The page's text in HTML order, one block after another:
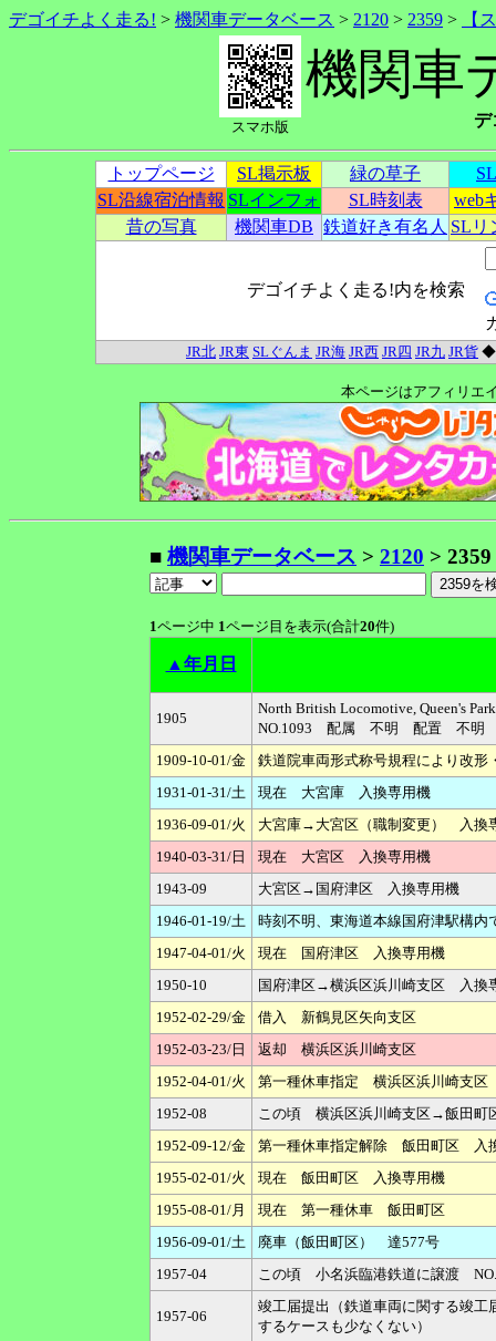
デゴイチよく走る! > 機関車データベース > 2120 > 2359 > 【
スマホ版
機関車
デ
トップページ SL掲示板 緑の草子
SL沿線宿泊情報 SLインフォ SL時刻表
web
昔の写真
機関車DB 鉄道好き有名人 SLリ
デゴイチよく走る!内を検索
JR北 JR東 SLぐんま JR海 JR西 JR四 JR九 JR貨
本ページはアフィリエ
■ 機関車データベース > 2120 > 2359
1ページ中 1ページ目を表示(合計20件)
▲年月日
1905
North British Locomotive, Queen's
NO.1093 配属 不明 配置 不明
1909-10-01/金
鉄道院車両形式称号規程により
1931-01-31/土
現在 大宮庫 入換専用機
1936-09-01/火
大宮庫→大宮区（職制変更） 入換
1940-03-31/日
現在 大宮区 入換専用機
1943-09
大宮区→国府津区 入換専用機
1946-01-19/土
時刻不明、東海道本線国府津駅構
1947-04-01/火
現在 国府津区 入換専用機
1950-10
国府津区→横浜区浜川崎支区 入換
1952-02-29/金
借入 新鶴見区矢向支区
1952-03-23/日
返却 横浜区浜川崎支区
1952-04-01/火
第一種休車指定 横浜区浜川崎支
1952-08
この頃 横浜区浜川崎支区→飯田
1952-09-12/金
第一種休車指定解除 飯田町区 入
1955-02-01/火
現在 飯田町区 入換専用機
1955-08-01/月
現在 第一種休車 飯田町区
1956-09-01/土
廃車（飯田町区） 達577号
1957-04
この頃 小名浜臨港鉄道に譲渡
1957-06
竣工届提出（鉄道車両に関する竣
するケースも少なくない）